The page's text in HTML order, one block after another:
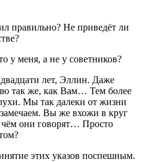
правильно? Не приведёт ли
у меня, а не у советников?
лет, Эллин. Даже
так же, как Вам… Тем более
Мы так далеки от жизни
Вы же вхожи в круг
чём они говорят… Просто
этих указов поспешным.